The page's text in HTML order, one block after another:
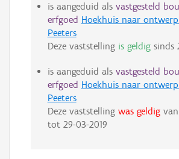
is aangeduid als vastgesteld
erfgoed Hoekhuis naar ontwerp
Peeters
Deze vaststelling is geldigsinds
is aangeduid als vastgesteld
erfgoed Hoekhuis naar ontwerp
Peeters
Deze vaststelling was geldigvan
tot 29-03-2019